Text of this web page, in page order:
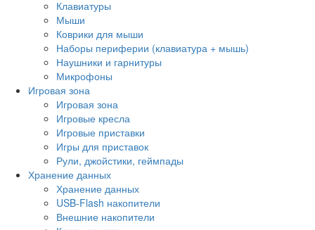
Клавиатуры
Мыши
Коврики для мыши
Наборы периферии (клавиатура + мышь)
Наушники и гарнитуры
Микрофоны
Игровая зона
Игровая зона
Игровые кресла
Игровые приставки
Игры для приставок
Рули, джойстики, геймпады
Хранение данных
Хранение данных
USB-Flash накопители
Внешние накопители